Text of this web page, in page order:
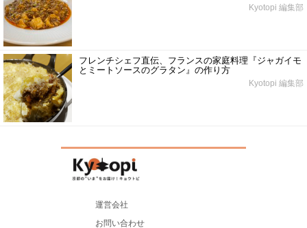
Kyotopi 編集部
フレンチシェフ直伝、フランスの家庭料理『ジャガイモ
とミートソースのグラタン』の作り方
Kyotopi 編集部
運営会社
お問い合わせ